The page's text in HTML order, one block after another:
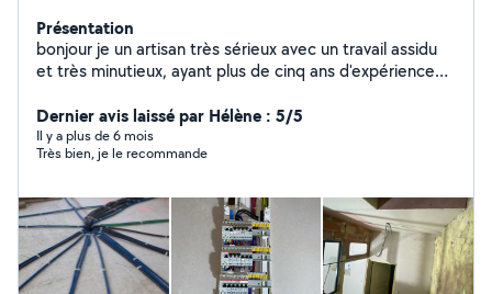
Présentation
bonjour je un artisan très sérieux avec un travail assidu
et très minutieux, ayant plus de cinq ans d'expérience
fais principalement de l'électricité, mais je fais aussi des
salle de bains clefs en main,du placo et du revêtement
de sols. N'hésitez pas à me contacter pour plus de
Martin Giovann
Dernier avis laissé par Hélène : 5/5
Il y a plus de 6 mois
Très bien, je le recommande